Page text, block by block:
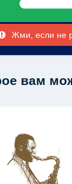
Жми, если не
вам